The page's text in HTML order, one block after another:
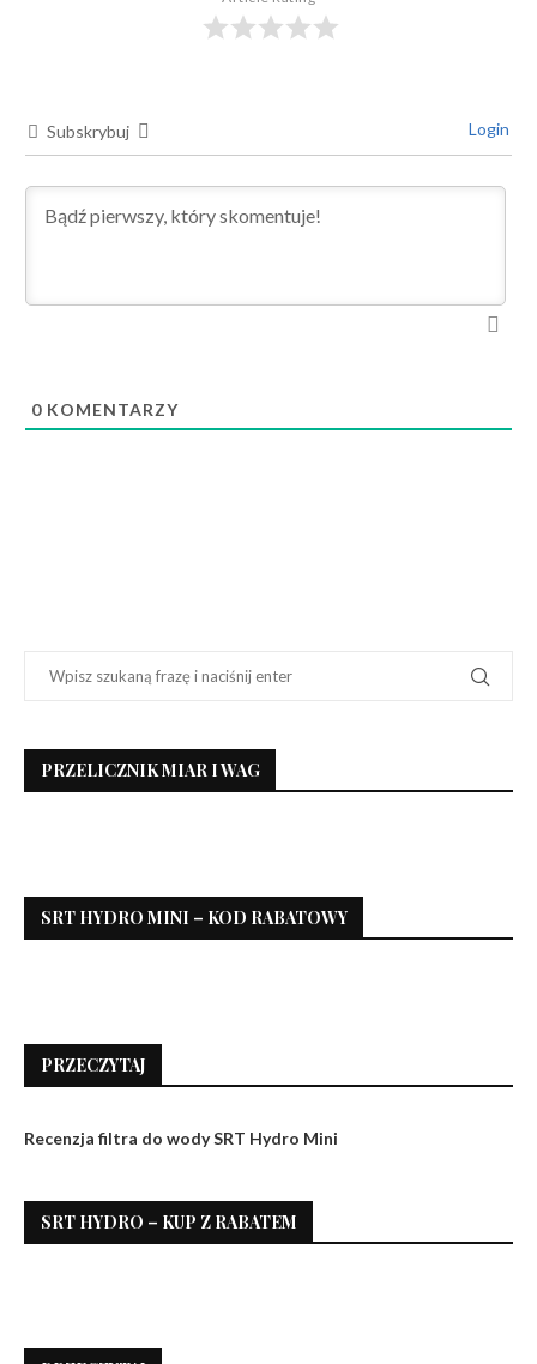
Subskrybuj Login
0 KOMENTARZY
PRZELICZNIK MIAR I WAG
SRT HYDRO MINI – KOD RABATOWY
PRZECZYTAJ
Recenzja filtra do wody SRT Hydro Mini
SRT HYDRO – KUP Z RABATEM